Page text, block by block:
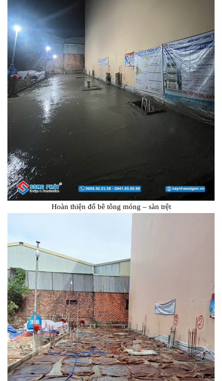
Hoàn thiện đổ bê tông móng – sàn trệt